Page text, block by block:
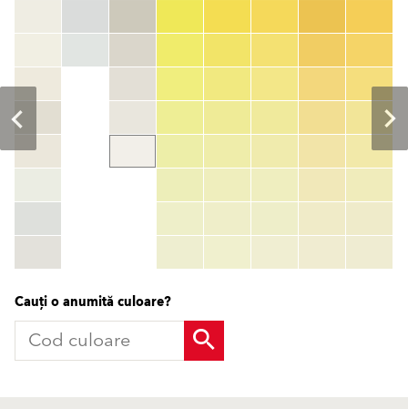
Cod culoare
color_name
HEX:hex_code
TSR:tsr_code
Mai multe informații
Cauți o anumită culoare?